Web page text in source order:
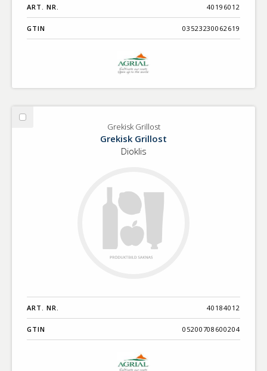
ART. NR. 40196012
GTIN 03523230062619
Välj
Grekisk Grillost
Grekisk Grillost
Dioklis
ART. NR. 40184012
GTIN 05200708600204